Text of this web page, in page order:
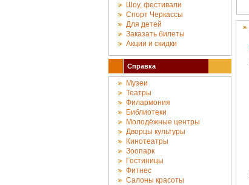
Шоу, фестивали
Спорт Черкассы
Для детей
Заказать билеты
Акции и скидки
Справка
Музеи
Театры
Филармония
Библиотеки
Молодёжные центры
Дворцы культуры
Кинотеатры
Зоопарк
Гостиницы
Фитнес
Салоны красоты